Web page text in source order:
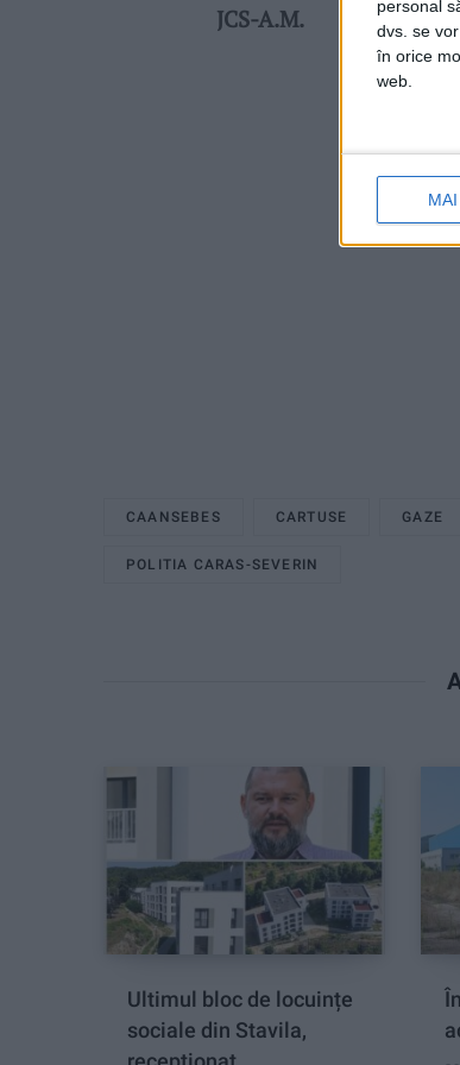
personal
dvs. se
în orice
web.
JCS-A.M.
CAANSEBES CARTUSE GAZE
POLITIA CARAS-SEVERIN
Ultimul bloc de locuințe
sociale din Stavila,